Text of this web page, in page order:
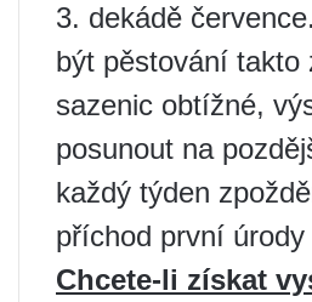
3. dekádě
být pěstování takto
sazenic obtížné,
posunout na
každý týden
příchod první
Chcete-li získat